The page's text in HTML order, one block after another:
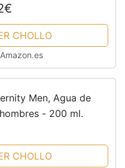
CHOLLO
Amazon.es
Men, Agua de
- 200 ml.
CHOLLO